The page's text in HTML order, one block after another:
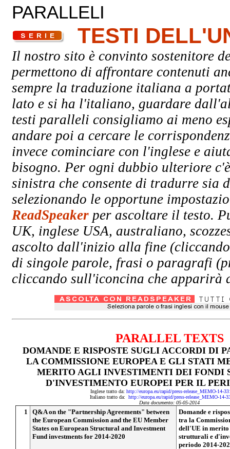
PARALLELI
TESTI
Il nostro sito è convinto sostenitore
permettono di affrontare contenuti
sempre la traduzione italiana a
lato e si ha l'italiano, guardare
testi paralleli consigliamo ai meno
andare poi a cercare le
invece cominciare con l'inglese e
bisogno. Per ogni dubbio ulteriore
sinistra che consente di tradurre
selezionando le opportune
ReadSpeaker per ascoltare il testo.
UK, inglese USA, australiano,
ascolto dall'inizio alla fine
di singole parole, frasi o paragrafi
cliccando sull'iconcina che apparirà
PARALLEL TEXTS
DOMANDE E RISPOSTE SUGLI ACCORDI DI
LA COMMISSIONE EUROPEA E GLI STATI
MERITO AGLI INVESTIMENTI DEI FONDI
D'INVESTIMENTO EUROPEI PER IL
Inglese tratto da: http://europa.eu/rapid/press-release_MEMO-14-
Italiano tratto da: http://europa.eu/rapid/press-release_MEMO-14-
Data documento: 05-05-2014
1
Q&A on the "Partnership Agreements" between
the European Commission and the EU Member
States on European Structural and Investment
Fund investments for 2014-2020
Domande e
tra la
dell'UE in merito
strutturali e
periodo 2014-